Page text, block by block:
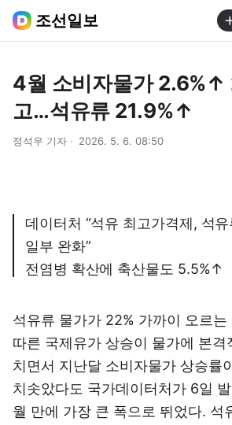
조선일보
4월 소비자물가 2.6%↑
고…석유류 21.9%↑
정석우 기자 2026. 5. 6. 08:50
데이터처 “석유 최고가격제, 석
일부 완화”
전염병 확산에 축산물도 5.5%↑
석유류 물가가 22% 가까이 오르는
따른 국제유가 상승이 물가에 본격
치면서 지난달 소비자물가 상승률
치솟았다도 국가데이터처가 6일
월 만에 가장 큰 폭으로 뛰었다. 석